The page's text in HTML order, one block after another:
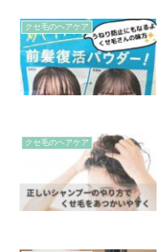
クセ毛のヘアケア
クセ毛のヘアケア